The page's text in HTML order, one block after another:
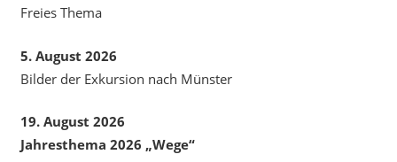
Freies Thema
5. August 2026
Bilder der Exkursion nach Münster
19. August 2026
Jahresthema 2026 „Wege“